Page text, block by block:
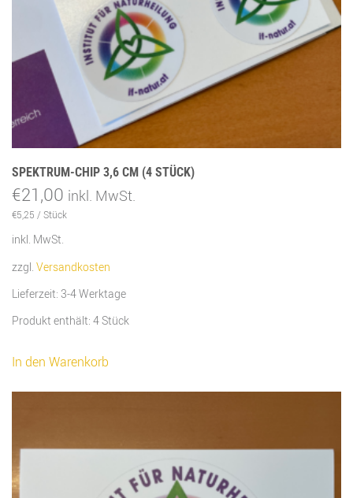
SPEKTRUM-CHIP 3,6 CM (4 STÜCK)
€21,00 inkl. MwSt.
€5,25 /Stück
inkl. MwSt.
zzgl. Versandkosten
Lieferzeit: 3-4 Werktage
Produkt enthält: 4Stück
In den Warenkorb